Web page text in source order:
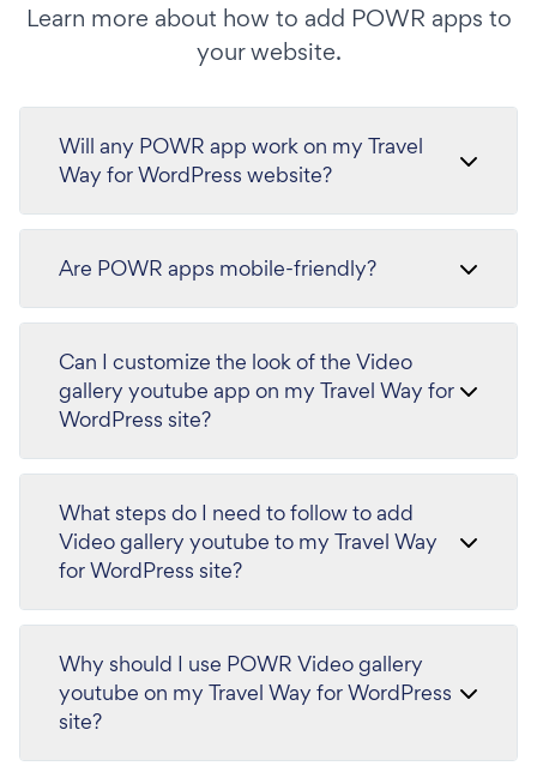
Learn more about how to add POWR apps to
your website.
Will any POWR app work on my Travel
Way for WordPress website?
Are POWR apps mobile-friendly?
Can I customize the look of the Video
gallery youtube app on my Travel Way for
WordPress site?
What steps do I need to follow to add
Video gallery youtube to my Travel Way
for WordPress site?
Why should I use POWR Video gallery
youtube on my Travel Way for WordPress
site?